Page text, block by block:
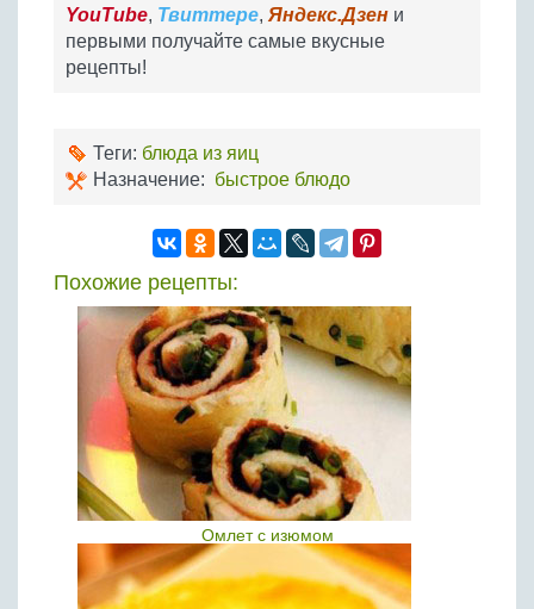
YouTube, Твиттере, Яндекс.Дзен и
первыми получайте самые вкусные
рецепты!
Теги: блюда из яиц
Назначение: быстрое блюдо
Похожие рецепты:
Омлет с изюмом